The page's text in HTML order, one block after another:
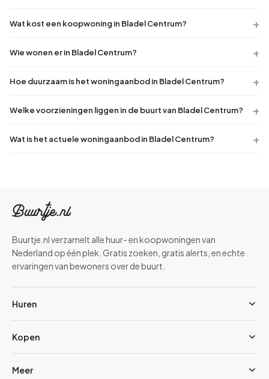
Wat kost een koopwoning in Bladel Centrum?
Wie wonen er in Bladel Centrum?
Hoe duurzaam is het woningaanbod in Bladel Centrum?
Welke voorzieningen liggen in de buurt van Bladel Centrum?
Wat is het actuele woningaanbod in Bladel Centrum?
Buurtje.nl verzamelt alle huur- en koopwoningen van
Nederland op één plek. Gratis zoeken, gratis alerts, en echte
ervaringen van bewoners over de buurt.
Huren
Kopen
Meer